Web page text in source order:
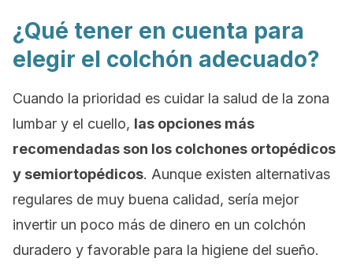
¿Qué tener en cuenta para
elegir el colchón adecuado?
Cuando la prioridad es cuidar la salud de la zona
lumbar y el cuello, las opciones más
recomendadas son los colchones ortopédicos
y semiortopédicos. Aunque existen alternativas
regulares de muy buena calidad, sería mejor
invertir un poco más de dinero en un colchón
duradero y favorable para la higiene del sueño.